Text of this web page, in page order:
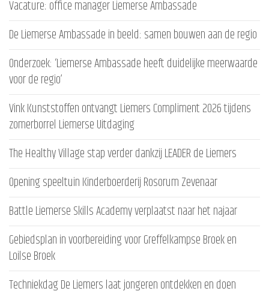
Vacature: office manager Liemerse Ambassade
De Liemerse Ambassade in beeld: samen bouwen aan de regio
Onderzoek: ‘Liemerse Ambassade heeft duidelijke meerwaarde
voor de regio’
Vink Kunststoffen ontvangt Liemers Compliment 2026 tijdens
zomerborrel Liemerse Uitdaging
The Healthy Village stap verder dankzij LEADER de Liemers
Opening speeltuin Kinderboerderij Rosorum Zevenaar
Battle Liemerse Skills Academy verplaatst naar het najaar
Gebiedsplan in voorbereiding voor Greffelkampse Broek en
Loilse Broek
Techniekdag De Liemers laat jongeren ontdekken en doen